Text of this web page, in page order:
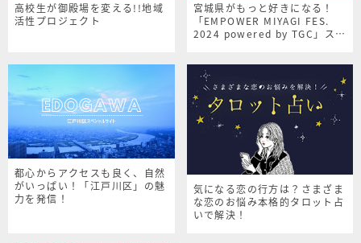
高校生が御殿場を変える!!地域
活性プロジェクト
宮城県がもっと好きになる！
「EMPOWER MIYAGI FES.
2024 powered by TGC」スペ
都心からアクセスも良く、自然
がいっぱい！「江戸川区」の魅
力を発信！
気になる恋の行方は？さまざま
な恋のお悩み本格的タロット占
いで解決！